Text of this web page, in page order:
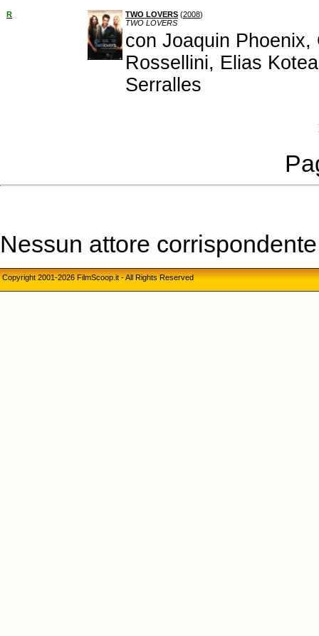
R TWO LOVERS (2008)
TWO LOVERS
con Joaquin
Rossellini, Elias
Serralles
Nessun attore
Copyright 2001-2026 FilmScoop.it - All Rights Reserved